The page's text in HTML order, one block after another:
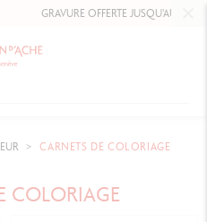
GRAVURE OFFERTE JUSQU'AU10 MAI
CARNETS DE COLORIAGE
COLORIAGE